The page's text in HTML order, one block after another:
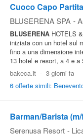
Cuoco Capo
BLUSERENA SPA -
BLUSERENA HOTELS
iniziata con un hotel sul
fino a una dimensione
13 hotel e resort, a 4 e a
bakeca.it - 3 giorni fa
6 offerte simili:
Barman/Barista
Serenusa Resort -